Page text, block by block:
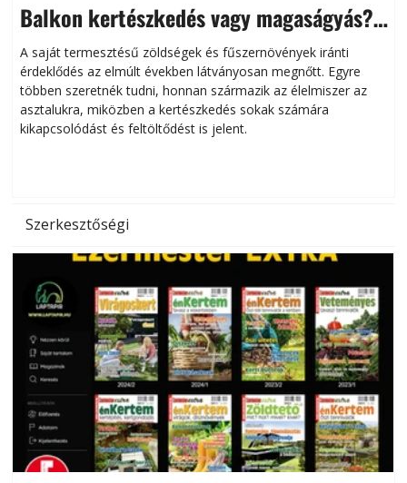
Balkon kertészkedés vagy magaságyás?
Helytakarékos kertészkedés
A saját termesztésű zöldségek és fűszernövények iránti
érdeklődés az elmúlt években látványosan megnőtt. Egyre
többen szeretnék tudni, honnan származik az élelmiszer az
asztalukra, miközben a kertészkedés sokak számára
kikapcsolódást és feltöltődést is jelent.
Szerkesztőségi